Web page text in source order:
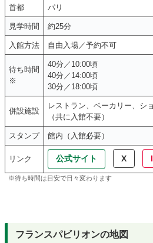
首都 パリ
見学時間 約25分
入館方法 自由入場／予約不可
待ち時間
※
40分／10:00頃
40分／14:00頃
30分／18:00頃
併設施設
レストラン、ベーカリー、シ
（共に入館不要）
スタンプ 館内（入館必要）
リンク 公式サイト X
※待ち時間は目安で日々変わります
フランスパビリオンの地図